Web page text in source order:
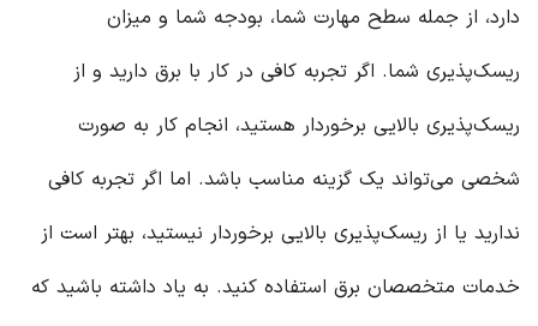
دارد، از جمله سطح مهارت شما، بودجه شما و میزان
ریسک‌پذیری شما. اگر تجربه کافی در کار با برق دارید و از
ریسک‌پذیری بالایی برخوردار هستید، انجام کار به صورت
شخصی می‌تواند یک گزینه مناسب باشد. اما اگر تجربه کافی
ندارید یا از ریسک‌پذیری بالایی برخوردار نیستید، بهتر است از
خدمات متخصصان برق استفاده کنید. به یاد داشته باشید که